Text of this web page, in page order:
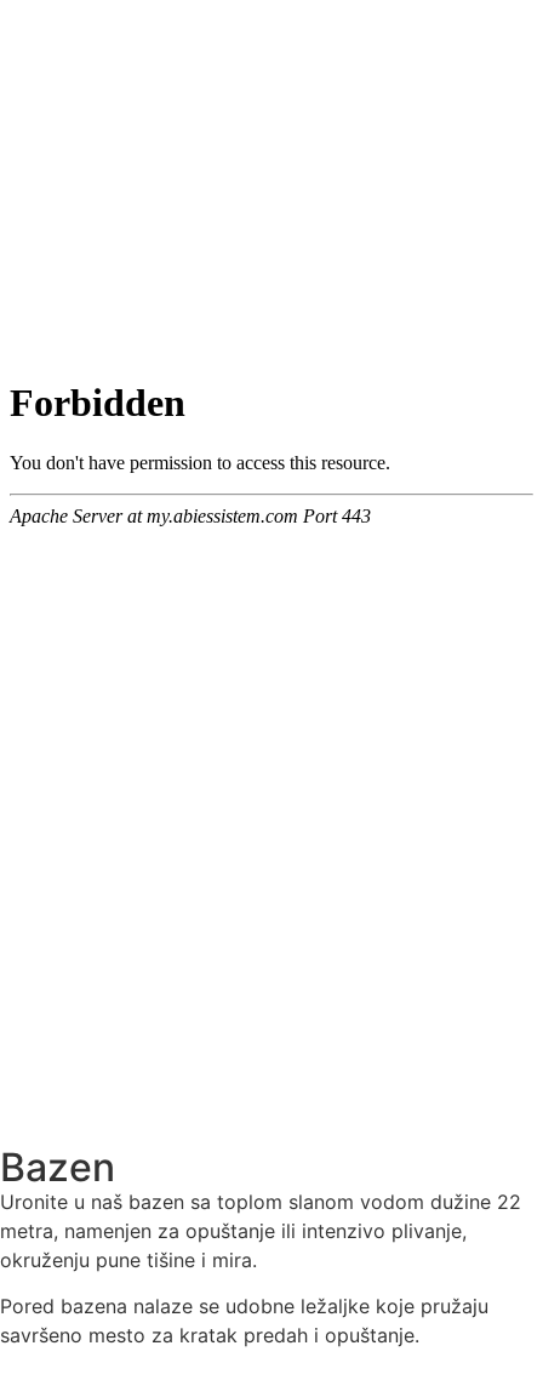
Bazen
Uronite u naš bazen sa toplom slanom vodom dužine 22
metra, namenjen za opuštanje ili intenzivo plivanje,
okruženju pune tišine i mira.
Pored bazena nalaze se udobne ležaljke koje pružaju
savršeno mesto za kratak predah i opuštanje.